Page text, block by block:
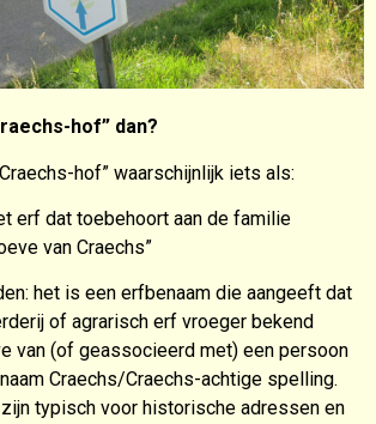
hof” dan?
hof” waarschijnlijk iets als:
erf dat toebehoort aan de familie
van Craechs”
het is een erfbenaam die aangeeft dat
of agrarisch erf vroeger bekend
van (of geassocieerd met) een persoon
Craechs/Craechs-achtige spelling.
typisch voor historische adressen en